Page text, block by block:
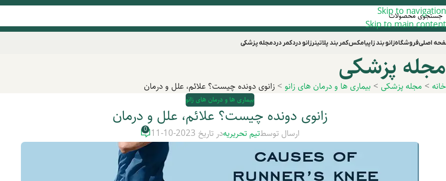
Skip to navigation
Skip to main content
اصلیفروشگاهزانو بند زاپیامکسکمر بند پلاتینرزانو دردکمر دردمجله پزشکی
مجله پزشکی
خانه > مجله پزشکی > بیماری ها و درمان های زانو > زانوی دونده چیست؟ علائم، علل و درمان
بیماری ها و درمان های زانو
زانوی دونده چیست؟ علائم، علل و درمان
ارسال توسطتیم تحریریهدر تاریخ 2023-10-11 0